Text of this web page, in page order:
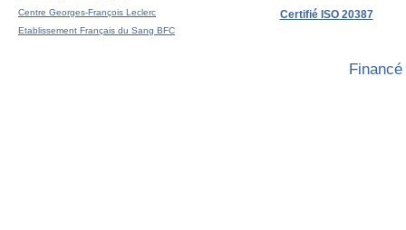
Centre Georges-François Leclerc
Etablissement Français du Sang BFC
Certifié ISO 20387